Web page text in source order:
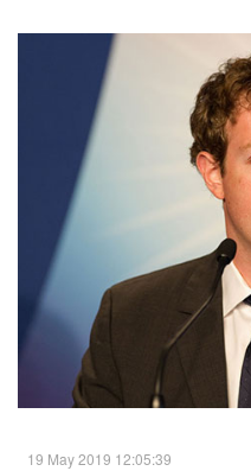
19 May 2019 12:05:39